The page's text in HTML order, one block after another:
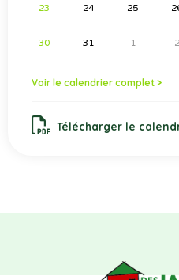
23 24 25
30 31 1 2
Voir le calendrier complet >
Télécharger le